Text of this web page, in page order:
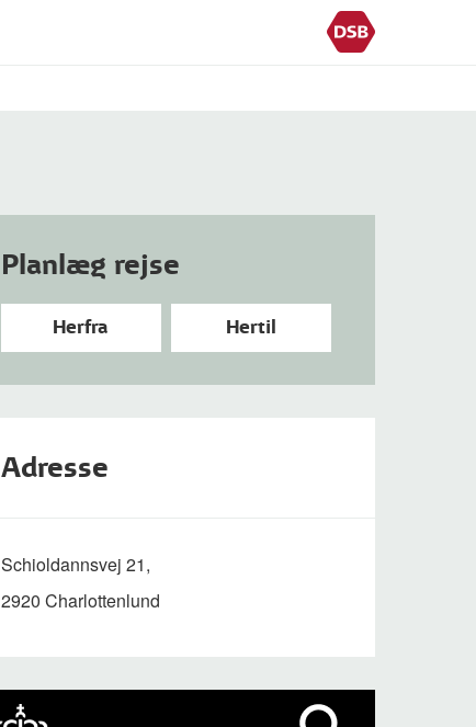
Planlæg rejse
Herfra Hertil
Adresse
Schioldannsvej 21,
2920 Charlottenlund